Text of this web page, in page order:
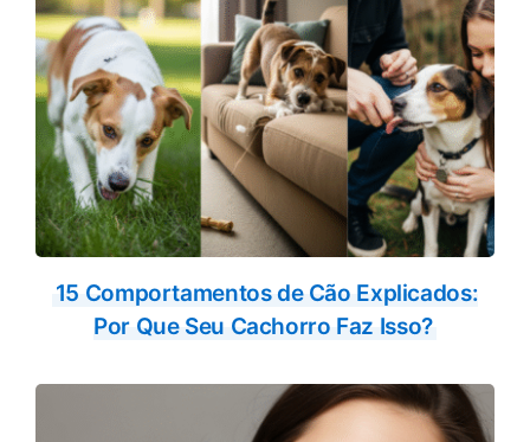
15 Comportamentos de Cão Explicados:
Por Que Seu Cachorro Faz Isso?